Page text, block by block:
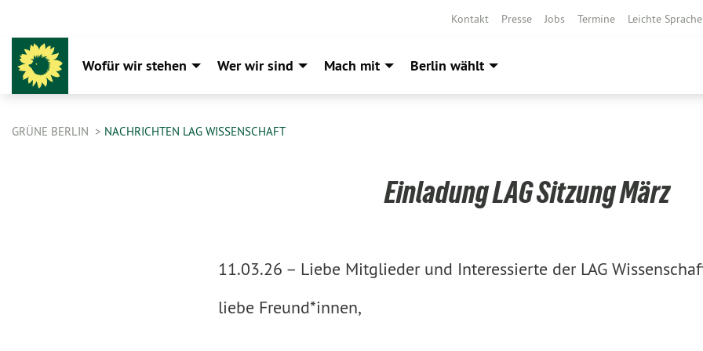
Kontakt Presse Jobs Termine Leichte Sprache
Wofür wir stehen Wer wir sind Mach mit Berlin wählt
GRÜNE BERLIN NACHRICHTEN LAG WISSENSCHAFT
Einladung LAG Sitzung März
11.03.26 – Liebe Mitglieder und Interessierte der LAG
liebe Freund*innen,